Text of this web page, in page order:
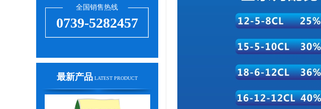
全国销售热线
0739-5282457
最新产品 LATEST PRODUCT